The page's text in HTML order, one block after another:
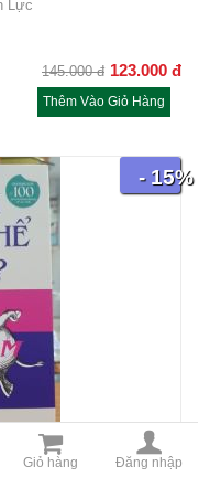
Lực
145.000 đ 123.000 đ
Thêm Vào Giỏ Hàng
- 15%
Giỏ hàng Đăng nhập